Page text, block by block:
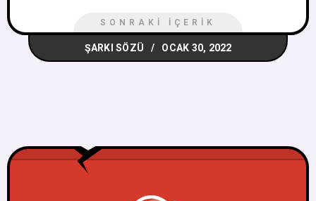
SONRAKI İÇERIK
ŞARKI SÖZÜ OCAK 30, 2022